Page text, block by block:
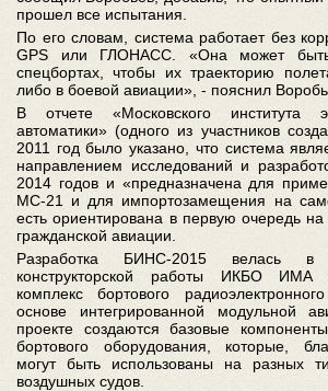
прошел все испытания.
По его словам, система работает без
GPS или ГЛОНАСС. «Она может быть
спецбортах, чтобы их траекторию
либо в боевой авиации», - пояснил
В отчете «Московского института
автоматики» (одного из участников
2011 год было указано, что система
направлением исследований и
2014 годов и «предназначена для
МС-21 и для импортозамещения на
есть ориентирована в первую очередь
гражданской авиации.
Разработка БИНС-2015 велась в
конструкторской работы ИКБО ИМА
комплекс бортового
основе интегрированной модульной
проекте создаются базовые
бортового оборудования, которые,
могут быть использованы на разных
воздушных судов.